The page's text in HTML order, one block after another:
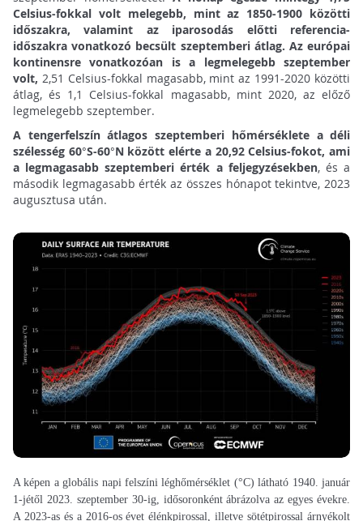
Celsius-fokkal volt melegebb, mint az 1850-1900 közötti
időszakra, valamint az iparosodás előtti referencia-
időszakra vonatkozó becsült szeptemberi átlag. Az európai
kontinensre vonatkozóan is a legmelegebb szeptember
volt, 2,51 Celsius-fokkal magasabb, mint az 1991-2020 közötti
átlag, és 1,1 Celsius-fokkal magasabb, mint 2020, az előző
legmelegebb szeptember.
A tengerfelszín átlagos szeptemberi hőmérséklete a déli
szélesség 60°S-60°N között elérte a 20,92 Celsius-fokot, ami
a legmagasabb szeptemberi érték a feljegyzésekben, és a
második legmagasabb érték az összes hónapot tekintve, 2023
augusztusa után.
A képen a globális napi felszíni léghőmérséklet (°C) látható 1940. január
1-jétől 2023. szeptember 30-ig, idősoronként ábrázolva az egyes évekre.
A 2023-as és a 2016-os évet élénkpirossal, illetve sötétpirossal árnyékolt